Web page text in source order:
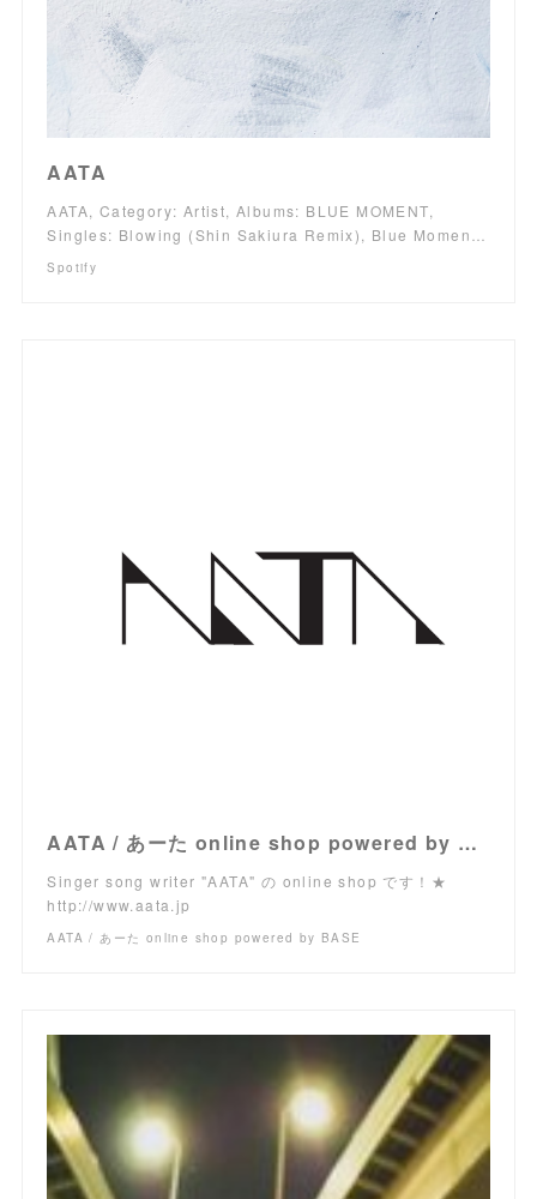
AATA
AATA, Category: Artist, Albums: BLUE MOMENT,
Singles: Blowing (Shin Sakiura Remix), Blue Momen…
Spotify
AATA / あーた online shop powered by BASE
Singer song writer "AATA" の online shop です！★
http://www.aata.jp
AATA / あーた online shop powered by BASE